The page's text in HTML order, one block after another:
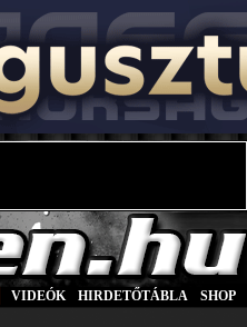
VIDEÓK HIRDETŐTÁBLA SHOP